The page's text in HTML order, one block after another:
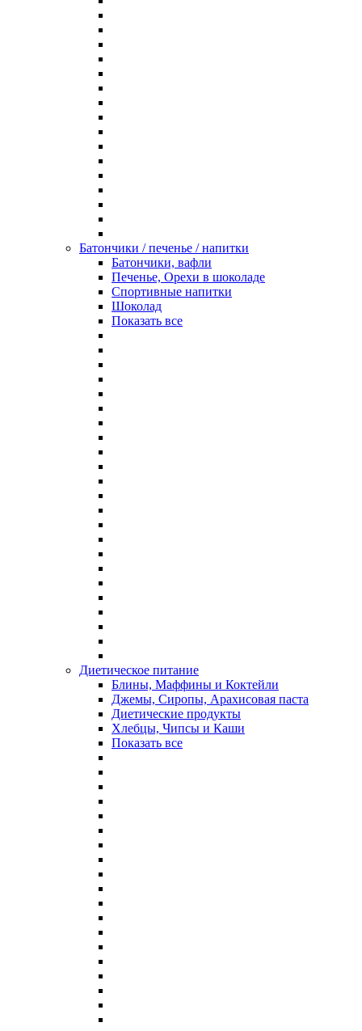
Батончики / печенье / напитки
Батончики, вафли
Печенье, Орехи в шоколаде
Спортивные напитки
Шоколад
Показать все
Диетическое питание
Блины, Маффины и Коктейли
Джемы, Сиропы, Арахисовая паста
Диетические продукты
Хлебцы, Чипсы и Каши
Показать все